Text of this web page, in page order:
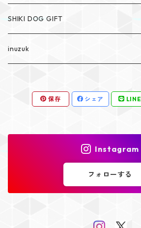
SHIKI DOG GIFT
SHIKI The dog cakery
inuzuk
保存 シェア LINE
Instagram
フォローする